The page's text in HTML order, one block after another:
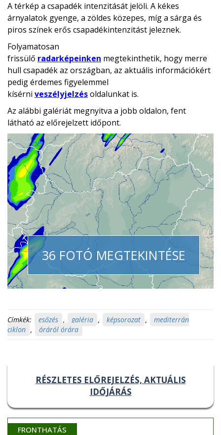
A térkép a csapadék intenzitását jelöli. A kékes
árnyalatok gyenge, a zöldes közepes, míg a sárga és
piros színek erős csapadékintenzitást jeleznek.
Folyamatosan
frissülő radarképeinken megtekinthetik, hogy merre
hull csapadék az országban, az aktuális információkért
pedig érdemes figyelemmel
kísérni veszélyjelzésoldalunkat is.
Az alábbi galériát megnyitva a jobb oldalon, fent
látható az előrejelzett időpont.
36 FOTÓ MEGTEKINTÉSE
Címkék: esőzés , galéria , képsorozat ,
mediterrán
ciklon , óráról órára
RÉSZLETES ELŐREJELZÉS, AKTUÁLIS
IDŐJÁRÁS
FRONTHATÁS